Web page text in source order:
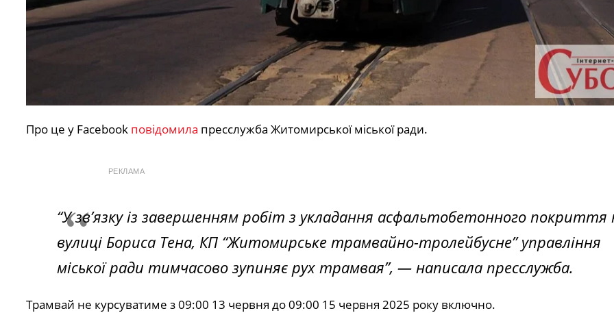
Про це у Facebook повідомила пресслужба Житомирської міської ради.
РЕКЛАМА
“У зв’язку із завершенням робіт з укладання асфальтобетонного покриття
вулиці Бориса Тена, КП “Житомирське трамвайно-тролейбусне” управління
міської ради тимчасово зупиняє рух трамвая”, — написала пресслужба.
Трамвай не курсуватиме з 09:00 13 червня до 09:00 15 червня 2025 року включно.